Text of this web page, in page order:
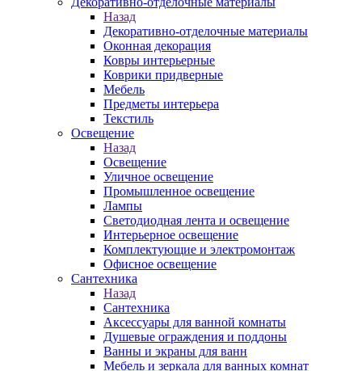
Назад
Декоративно-отделочные материалы
Оконная декорация
Ковры интерьерные
Коврики придверные
Мебель
Предметы интерьера
Текстиль
Освещение
Назад
Освещение
Уличное освещение
Промышленное освещение
Лампы
Светодиодная лента и освещение
Интерьерное освещение
Комплектующие и электромонтаж
Офисное освещение
Сантехника
Назад
Сантехника
Аксессуары для ванной комнаты
Душевые ограждения и поддоны
Ванны и экраны для ванн
Мебель и зеркала для ванных комнат